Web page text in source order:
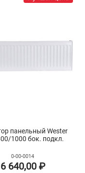
панельный Wester
1000 бок. подкл.
0-00-0014
6 640,00 ₽